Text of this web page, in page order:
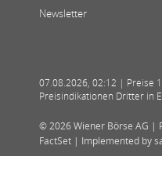
Newsletter
07.08.2026, 02:12 | Preise
Preisindikationen Dritter in
© 2026 Wiener Börse AG |
FactSet | Implemented by